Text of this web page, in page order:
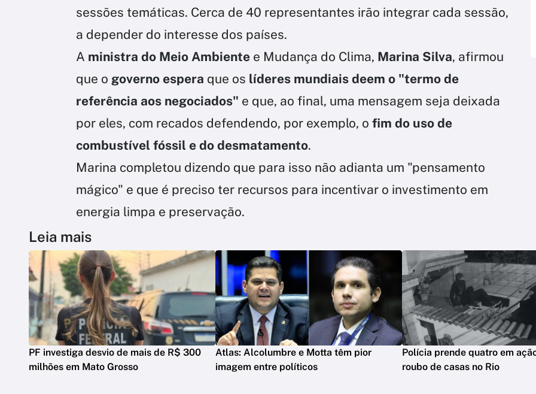
sessões temáticas. Cerca de 40 representantes irão integrar cada sessão,
a depender do interesse dos países.
A ministra do Meio Ambiente e Mudança do Clima, Marina Silva, afirmou
que o governo espera que os líderes mundiais deem o "termo de
referência aos negociados" e que, ao final, uma mensagem seja deixada
por eles, com recados defendendo, por exemplo, o fim do uso de
combustível fóssil e do desmatamento.
Marina completou dizendo que para isso não adianta um "pensamento
mágico" e que é preciso ter recursos para incentivar o investimento em
energia limpa e preservação.
Leia mais
PF investiga desvio de mais de R$ 300
milhões em Mato Grosso
Atlas: Alcolumbre e Motta têm pior
imagem entre políticos
Polícia prende quatro em
roubo de casas no Rio